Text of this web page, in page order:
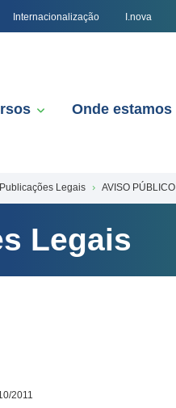
Internacionalização I.nova
Onde estamos
Publicações Legais AVISO
Legais
2011